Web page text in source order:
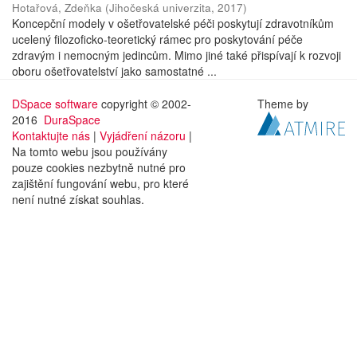
Hotařová, Zdeňka (Jihočeská univerzita, 2017)
Koncepční modely v ošetřovatelské péči poskytují zdravotníkům
ucelený filozoficko-teoretický rámec pro poskytování péče
zdravým i nemocným jedincům. Mimo jiné také přispívají k rozvoji
oboru ošetřovatelství jako samostatné ...
DSpace software copyright © 2002-
2016 DuraSpace
Kontaktujte nás | Vyjádření názoru |
Na tomto webu jsou používány
pouze cookies nezbytně nutné pro
zajištění fungování webu, pro které
není nutné získat souhlas.
Theme by